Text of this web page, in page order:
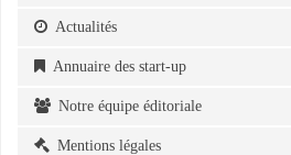
Actualités
Annuaire des start-up
Notre équipe éditoriale
Mentions légales